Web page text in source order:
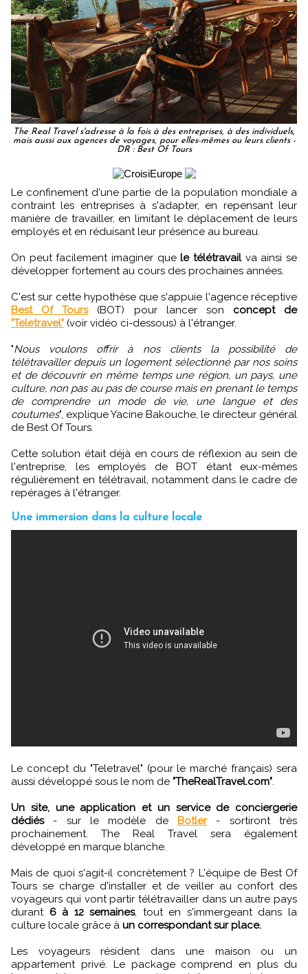
The Real Travel s'adresse à la fois à des entreprises, à des individuels,
mais aussi aux agences de voyages, pour elles-mêmes ou leurs clients -
DR : Best Of Tours
Le confinement d'une partie de la population mondiale a
contraint les entreprises à s'adapter, en repensant leur
manière de travailler, en limitant le déplacement de leurs
employés et en réduisant leur présence au bureau.
On peut facilement imaginer quele télétravailva ainsi se
développer fortement au cours des prochaines années.
C'est sur cette hypothèse que s'appuie l'agence réceptive
Best Of Tours(BOT) pour lancer son concept de
"Teletravel" (voir vidéo ci-dessous) à l'étranger.
"Nous voulons offrir à nos clients la possibilité de
télétravailler depuis un logement sélectionné par nos soins
et de découvrir en même temps une région, un pays, une
culture, non pas au pas de course mais en prenant le temps
de comprendre un mode de vie, une langue et des
coutumes", explique Yacine Bakouche, le directeur général
de Best Of Tours.
Cette solution était déjà en cours de réflexion au sein de
l'entreprise, les employés de BOT étant eux-mêmes
régulièrement en télétravail, notamment dans le cadre de
repérages à l'étranger.
Une immersion dans la culture locale
Le concept du "Teletravel" (pour le marché français) sera
aussi développé sous le nom de "TheRealTravel.com".
Un site, une application et un service de conciergerie
dédiés- sur le modèle de Botler- sortiront très
prochainement. The Real Travel sera également
développé en marque blanche.
Mais de quoi s'agit-il concrètement ? L'équipe de Best Of
Tours se charge d'installer et de veiller au confort des
voyageurs qui vont partir télétravailler dans un autre pays
durant 6 à 12 semaines, tout en s'immergeant dans la
culture locale grâce à un correspondant sur place.
Les voyageurs résident dans une maison ou un
appartement privé. Le package comprend en plus du